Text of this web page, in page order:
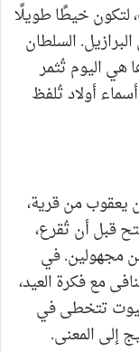
لتكون خيطًا طويلًا
السلطان
هي اليوم تُثمر
أولاد تُلفظ
يعقوب من قرية،
قبل أن تُقرع،
مجهولين. في
مع فكرة العيد،
تتخطى في
إلى المعنى.